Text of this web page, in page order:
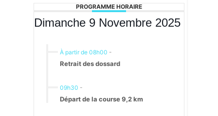
PROGRAMME HORAIRE
Dimanche 9 Novembre 2025
À partir de 08h00 -
Retrait des dossard
09h30 -
Départ de la course 9,2 km